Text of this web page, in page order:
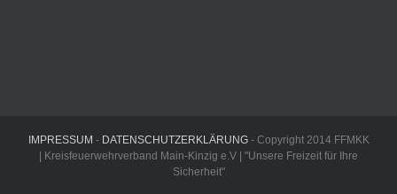
IMPRESSUM - DATENSCHUTZERKLÄRUNG- Copyright 2014 FFMKK
| Kreisfeuerwehrverband Main-Kinzig e.V | "Unsere Freizeit für Ihre
Sicherheit"